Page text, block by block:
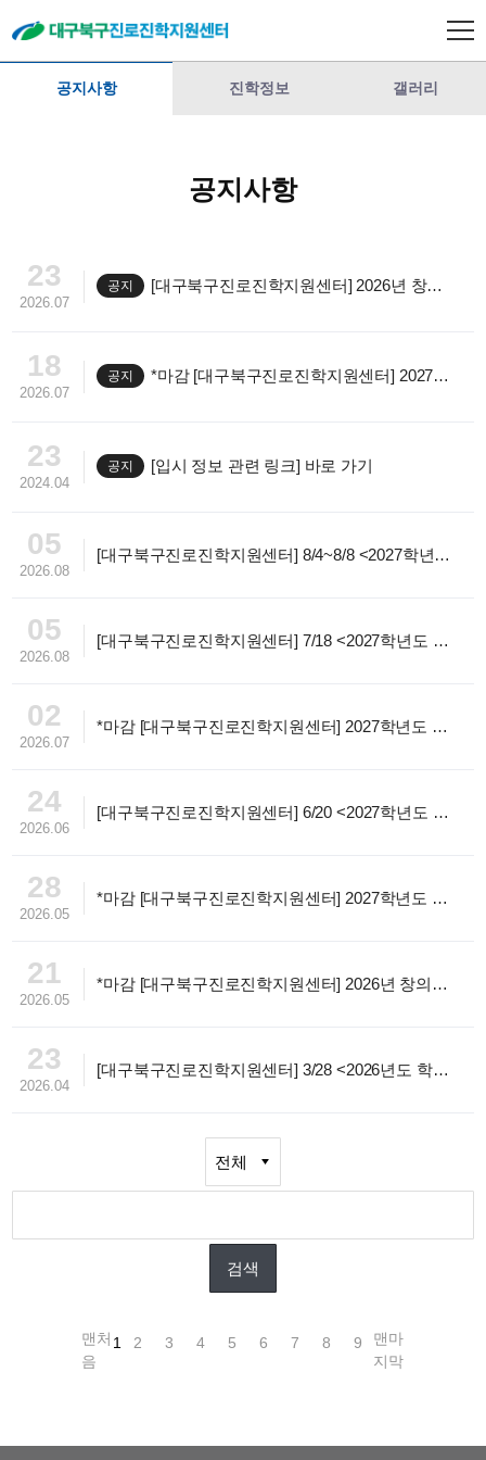
공지사항 진학정보 갤러리
공지사항
23
2026.07
공지 [대구북구진로진학지원센터] 2026년 창의융합형 영재발굴 사업(★코딩, 소프트웨어 3기 / 유튜버 1기★) 수강생 모집(무료, 선착순)
18
2026.07
공지 *마감 [대구북구진로진학지원센터] 2027학년도 수시 1:1 컨설팅(무료, 선착순) / ★사전 제출 서류 다운로드★
23
2024.04
공지 [입시 정보 관련 링크] 바로 가기
05
2026.08
[대구북구진로진학지원센터] 8/4~8/8 <2027학년도 수시 1:1 컨설팅> 관련 언론보도
05
2026.08
[대구북구진로진학지원센터] 7/18 <2027학년도 대입설명회(수시·정시) 3차> 관련 언론보도
02
2026.07
*마감 [대구북구진로진학지원센터] 2027학년도 대입설명회(수시·정시) 3차(무료, 선착순)
24
2026.06
[대구북구진로진학지원센터] 6/20 <2027학년도 대입설명회(수시·정시) 2차> 관련 언론보도
28
2026.05
*마감 [대구북구진로진학지원센터] 2027학년도 대입설명회(수시·정시) 2차(무료, 선착순)
21
2026.05
*마감 [대구북구진로진학지원센터] 2026년 창의융합형 영재발굴 사업(★2기) 수강생 모집(무료, 선착순)
23
2026.04
[대구북구진로진학지원센터] 3/28 <2026년도 학부모 역량강화 연수 1차> 관련 언론보도
맨처
음
1 2 3 4 5 6 7 8 9
맨마
지막